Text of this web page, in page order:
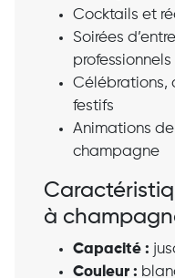
Cocktails et
Soirées
professionnels
Célébrations,
festifs
Animations
champagne
à
Capacité :
Couleur :